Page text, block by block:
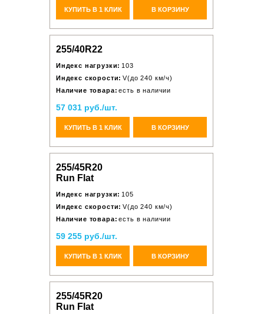
КУПИТЬ В 1 КЛИК В КОРЗИНУ
255/40R22
Индекс нагрузки: 103
Индекс скорости: V(до 240 км/ч)
Наличие товара: есть в наличии
57 031 руб./шт.
КУПИТЬ В 1 КЛИК В КОРЗИНУ
255/45R20
Run Flat
Индекс нагрузки: 105
Индекс скорости: V(до 240 км/ч)
Наличие товара: есть в наличии
59 255 руб./шт.
КУПИТЬ В 1 КЛИК В КОРЗИНУ
255/45R20
Run Flat